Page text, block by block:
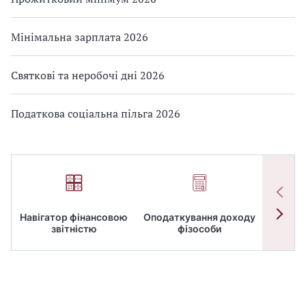
Мінімальна зарплата 2026
Святкові та неробочі дні 2026
Податкова соціальна пільга 2026
Навігатор фінансовою
звітністю
Оподаткування доходу
фізособи